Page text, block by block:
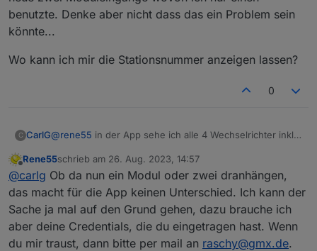
benutzte. Denke aber nicht dass das ein Problem sein
könnte...
Wo kann ich mir die Stationsnummer anzeigen lassen?
0
C CarlG@rene55 in der App sehe ich alle 4 Wechselrichter inkl.
neue zwei Moduleingänge wovon ich nur einen
benutzte. Denke aber nicht dass das ein Problem sein
könnte...
Wo kann ich mir die Stationsnummer anzeigen lassen?
Offline
Rene55schrieb am 26. Aug. 2023, 14:57
zuletzt editiert von
@carlg Ob da nun ein Modul oder zwei dranhängen,
das macht für die App keinen Unterschied. Ich kann der
Sache ja mal auf den Grund gehen, dazu brauche ich
aber deine Credentials, die du eingetragen hast. Wenn
du mir traust, dann bitte per mail an raschy@gmx.de.